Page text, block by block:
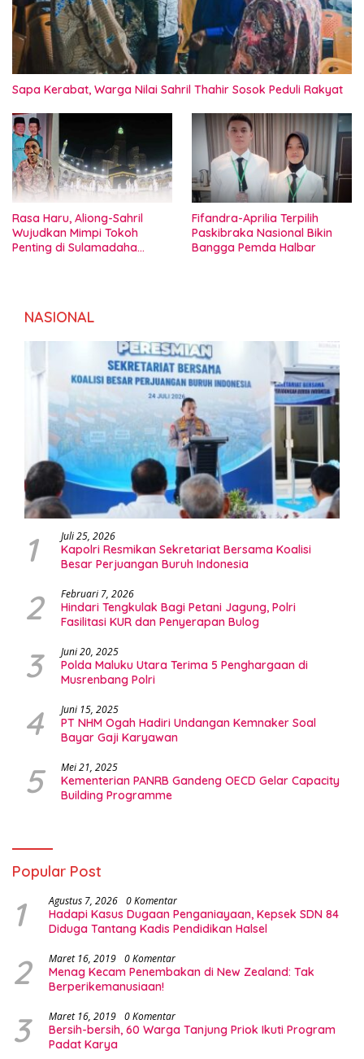
Sapa Kerabat, Warga Nilai Sahril Thahir Sosok Peduli Rakyat
Rasa Haru, Aliong-Sahril
Wujudkan Mimpi Tokoh
Penting di Sulamadaha
Fifandra-Aprilia Terpilih
Paskibraka Nasional Bikin
Bangga Pemda Halbar
NASIONAL
1 Juli 25, 2026
Kapolri Resmikan Sekretariat Bersama Koalisi
Besar Perjuangan Buruh Indonesia
2 Februari 7, 2026
Hindari Tengkulak Bagi Petani Jagung, Polri
Fasilitasi KUR dan Penyerapan Bulog
3 Juni 20, 2025
Polda Maluku Utara Terima 5 Penghargaan di
Musrenbang Polri
4 Juni 15, 2025
PT NHM Ogah Hadiri Undangan Kemnaker Soal
Bayar Gaji Karyawan
5 Mei 21, 2025
Kementerian PANRB Gandeng OECD Gelar Capacity
Building Programme
Popular Post
1 Agustus 7, 2026 0 Komentar
Hadapi Kasus Dugaan Penganiayaan, Kepsek SDN 84
Diduga Tantang Kadis Pendidikan Halsel
2 Maret 16, 2019 0 Komentar
Menag Kecam Penembakan di New Zealand: Tak
Berperikemanusiaan!
3 Maret 16, 2019 0 Komentar
Bersih-bersih, 60 Warga Tanjung Priok Ikuti Program
Padat Karya